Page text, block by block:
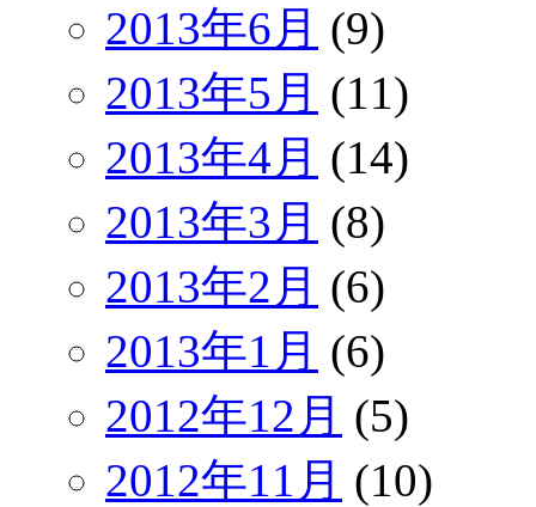
2013年6月 (9)
2013年5月 (11)
2013年4月 (14)
2013年3月 (8)
2013年2月 (6)
2013年1月 (6)
2012年12月 (5)
2012年11月 (10)